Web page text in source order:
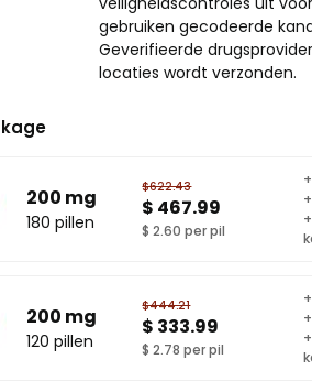
gebruiken gecodeerde
Geverifieerde
locaties wordt verzonden.
200 mg
180 pillen
$622.43
$ 467.99
$ 2.60 per pil
200 mg
120 pillen
$444.21
$ 333.99
$ 2.78 per pil